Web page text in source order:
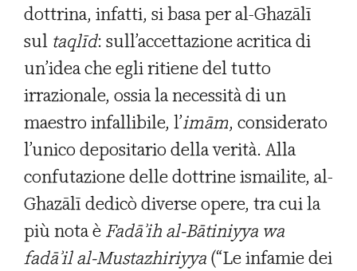
dottrina, infatti, si basa per al-Ghazālī
sul taqlīd: sull’accettazione acritica di
un’idea che egli ritiene del tutto
irrazionale, ossia la necessità di un
maestro infallibile, l’imām, considerato
l’unico depositario della verità. Alla
confutazione delle dottrine ismailite, al-
Ghazālī dedicò diverse opere, tra cui la
più nota è Fadāʾih al-Bātiniyya wa
fadāʾil al-Mustazhiriyya (“Le infamie dei